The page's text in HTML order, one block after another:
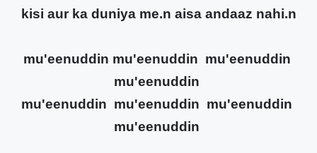
kisi aur ka duniya me.n aisa andaaz nahi.n
mu'eenuddin mu'eenuddin mu'eenuddin
mu'eenuddin
mu'eenuddin mu'eenuddin mu'eenuddin
mu'eenuddin